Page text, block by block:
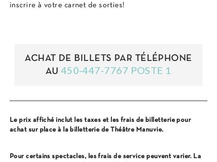
inscrire à votre carnet de sorties!
ACHAT DE BILLETS PAR TÉLÉPHONE
AU 450-447-7767 POSTE 1
Le prix affiché inclut les taxes et les frais de billetterie pour
achat sur place à la billetterie de Théâtre Manuvie.
Pour certains spectacles, les frais de service peuvent varier. La